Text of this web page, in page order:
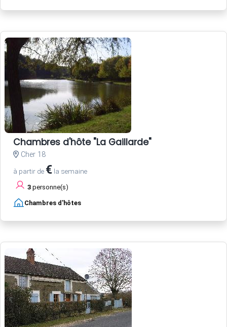
Chambres d'hôte "La Gaillarde"
Cher 18
à partir de € la semaine
3 personne(s)
Chambres d'hôtes